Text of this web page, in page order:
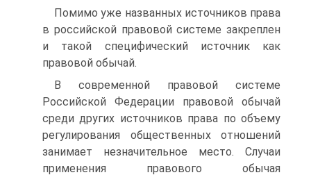
Помимо уже названных источников права
в российской правовой системе закреплен
и такой специфический источник как
правовой обычай.
В современной правовой системе
Российской Федерации правовой обычай
среди других источников права по объему
регулирования общественных отношений
занимает незначительное место. Случаи
применения правового обычая